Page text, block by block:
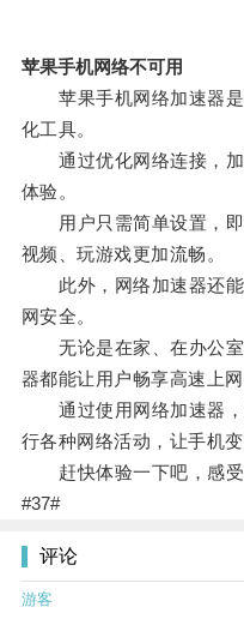
苹果手机网络不可用
苹果手机网络加速器是
化工具。
通过优化网络连接，加
体验。
用户只需简单设置，即
视频、玩游戏更加流畅。
此外，网络加速器还能
网安全。
无论是在家、在办公室
器都能让用户畅享高速上网
通过使用网络加速器，
行各种网络活动，让手机
赶快体验一下吧，感受
#37#
评论
游客